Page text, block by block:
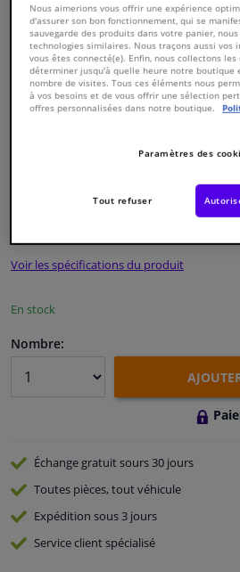
Filtres & liquides
Bagages & transport
Fenêtres & accessoires
Intérieur & ameublement
Styling & Performance
Nettoyage & protection
Camping-car, moto & vélo
Promotions et réductions
Numéro de produit d'origine:2145699
Voir les spécifications du produit
En stock
Nombre:
Échange gratuitsours 30 jours
Toutes pièces, tout véhicule
Expédition sous 3 jours
Serviceclient spécialisé
Nous aimerions vous offrir une expérience
d'assurer son bon fonctionnement, qui se
sauvegarde des produits dans votre panier,
technologies similaires. Nous traçons aussi vos
vous êtes connecté(e). Enfin, nous collectons
déterminer jusqu'à quelle heure notre boutique
nombre de visites. Tous ces éléments nous
à vos besoins et de vous offrir une sélection
offres personnalisées dans notre boutique.
Paramètres des
Tout refuser